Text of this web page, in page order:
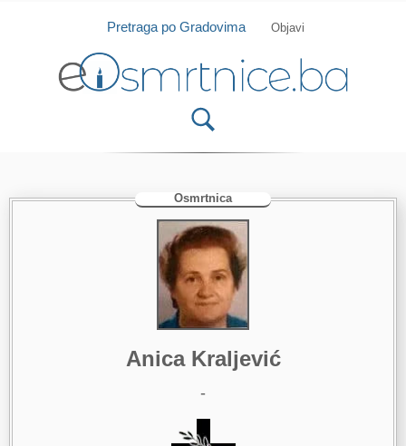
Isprobajte našu Android i IOS aplikaciju
Pretraga po Gradovima Objavi
Osmrtnica
Anica Kraljević
-